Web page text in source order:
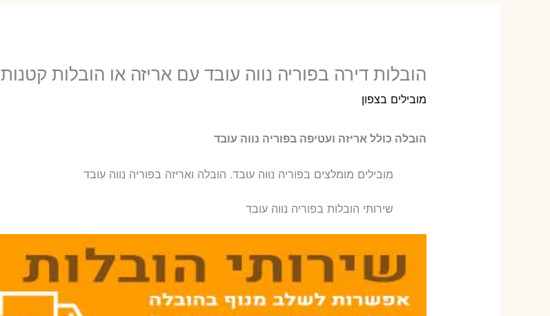
הובלות דירה בפוריה נווה עובד עם אריזה או הובלות קטנות
מובילים בצפון
הובלה כולל אריזה ועטיפה בפוריה נווה עובד
‫מובילים מומלצים בפוריה נווה עובד. הובלה ואריזה בפוריה נווה עובד
שירותי הובלות בפוריה נווה עובד